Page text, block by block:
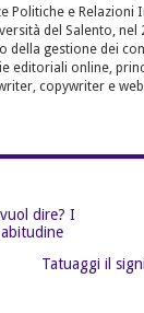
Politiche e Relazioni
del Salento, nel
della gestione dei
editoriali online,
copywriter e
dire? I
Tatuaggi il